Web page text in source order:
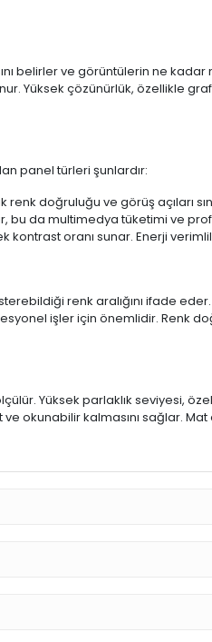
belirler ve görüntülerin ne
Yüksek çözünürlük, özellikle
panel türleri şunlardır:
doğruluğu ve görüş açıları
bu da multimedya tüketimi ve
kontrast oranı sunar. Enerji
renk aralığını ifade
işler için önemlidir. Renk
Yüksek parlaklık seviyesi,
okunabilir kalmasını sağlar.